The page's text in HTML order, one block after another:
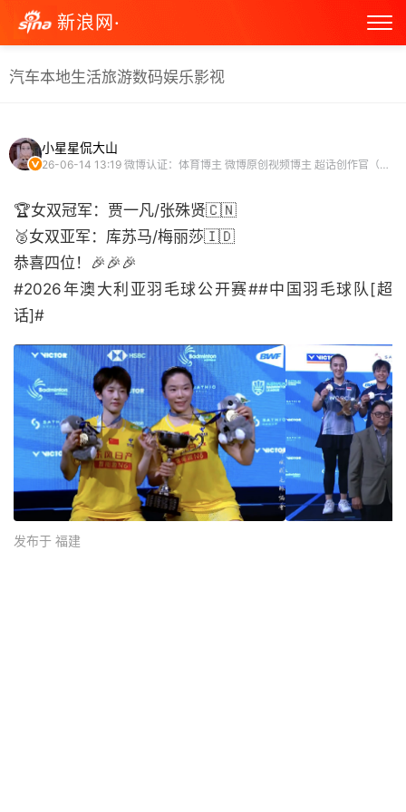
新浪网·
汽车本地生活旅游数码娱乐影视
小星星侃大山
26-06-14 13:19 微博认证：体育博主 微博原创视频博主 超话创作官（中国羽毛球队超话）
🏆女双冠军：贾一凡/张殊贤🇨🇳
🥈女双亚军：库苏马/梅丽莎🇮🇩
恭喜四位！🎉🎉🎉
#2026年澳大利亚羽毛球公开赛##中国羽毛球队[超
话]# ​
发布于 福建